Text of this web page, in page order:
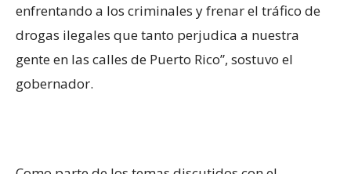
enfrentando a los criminales y frenar el tráfico de
drogas ilegales que tanto perjudica a nuestra
gente en las calles de Puerto Rico”, sostuvo el
gobernador.